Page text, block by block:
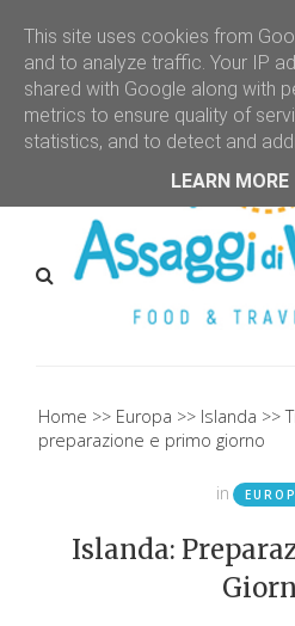
Home Europa Islanda
preparazione e primo giorno
in
Islanda:
This site uses cookies from
and to analyze traffic. Your IP
shared with Google along with
metrics to ensure quality of
statistics, and to detect and
LEARN MORE